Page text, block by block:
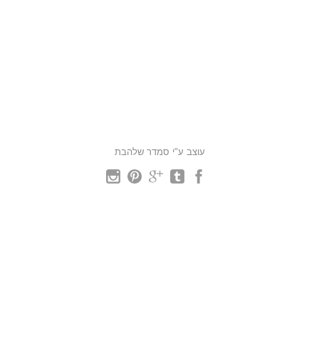
עוצב ע"י סמדר שלהבת